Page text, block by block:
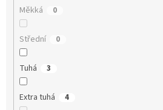
Měkká 0
Střední 0
Tuhá 3
Extra tuhá 4